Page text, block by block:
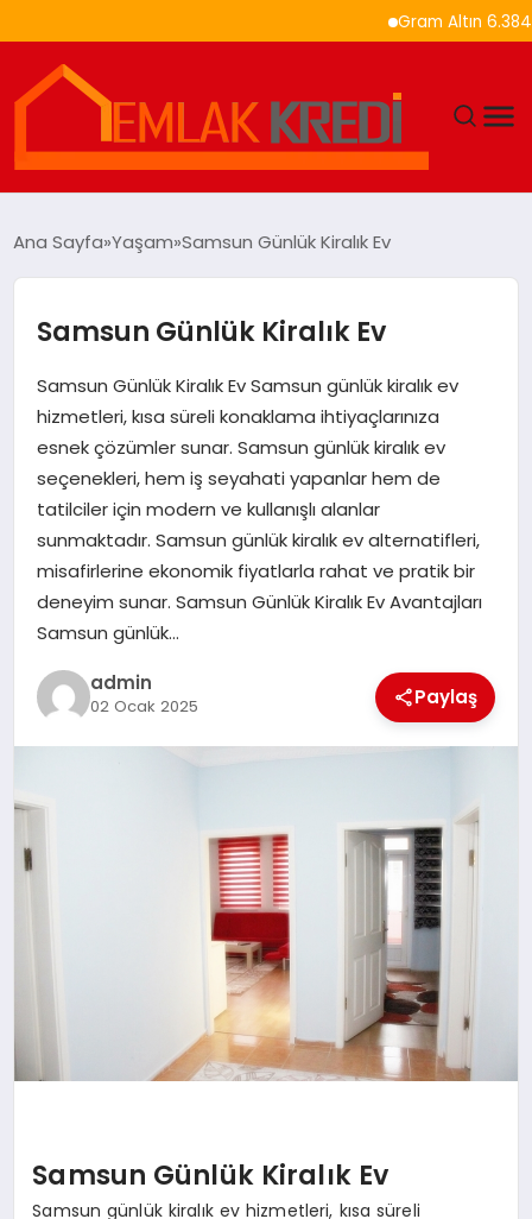
Gram Altın 6.384
EKONOMI
DÜNYA
EĞITIM
MAGAZIN
SIYASET
TEKNOLOJI
Ana Sayfa Yaşam Samsun Günlük Kiralık Ev
Samsun Günlük Kiralık Ev
Samsun Günlük Kiralık Ev Samsun günlük kiralık ev
hizmetleri, kısa süreli konaklama ihtiyaçlarınıza
esnek çözümler sunar. Samsun günlük kiralık ev
seçenekleri, hem iş seyahati yapanlar hem de
tatilciler için modern ve kullanışlı alanlar
sunmaktadır. Samsun günlük kiralık ev alternatifleri,
misafirlerine ekonomik fiyatlarla rahat ve pratik bir
deneyim sunar. Samsun Günlük Kiralık Ev Avantajları
Samsun günlük…
admin
02 Ocak 2025 Paylaş
Samsun Günlük Kiralık Ev
Samsun günlük kiralık ev hizmetleri, kısa süreli